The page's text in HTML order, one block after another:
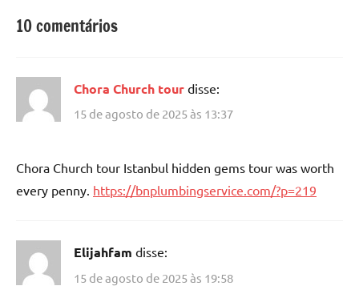
10 comentários
Chora Church tour disse:
15 de agosto de 2025 às 13:37
Chora Church tour Istanbul hidden gems tour was worth
every penny. https://bnplumbingservice.com/?p=219
Elijahfam disse:
15 de agosto de 2025 às 19:58